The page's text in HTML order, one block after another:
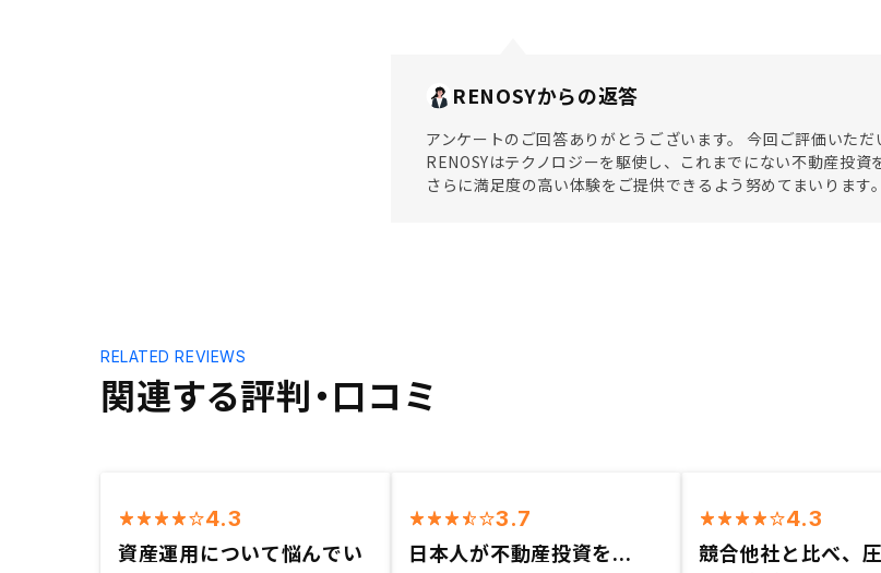
RENOSYからの返答
アンケートのご回答ありがとうございます。 今回ご評価いた
RENOSYはテクノロジーを駆使し、これまでにない不動産投
さらに満足度の高い体験をご提供できるよう努めてまいりま
関連する評判・口コミ
RELATED REVIEWS
4.3
資産運用について悩んでい
3.7
日本人が不動産投資を...
4.3
競合他社と比べ、